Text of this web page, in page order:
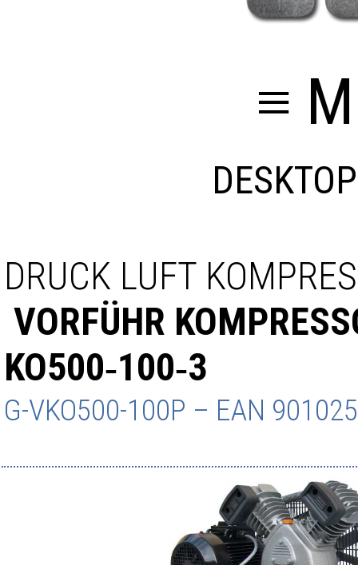
≡
DRUCK LUFT
VORFÜHR
KO500‑100‑3
G-VKO500-100P – EAN